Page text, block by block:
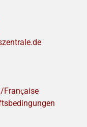
Franҫaise